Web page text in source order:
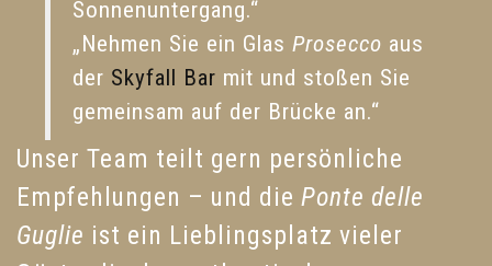
Sonnenuntergang.“
„Nehmen Sie ein GlasProsecco aus
der Skyfall Bar mit und stoßen Sie
gemeinsam auf der Brücke an.“
Unser Team teilt gern persönliche
Empfehlungen – und die Ponte delle
Guglie ist ein Lieblingsplatz vieler